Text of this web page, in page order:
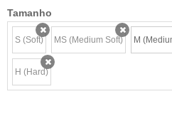
Tamanho
S (Soft)
x MS (Medium Soft)
x M
H (Hard)
x